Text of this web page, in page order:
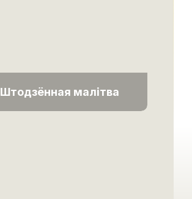
Штодзённая малітва